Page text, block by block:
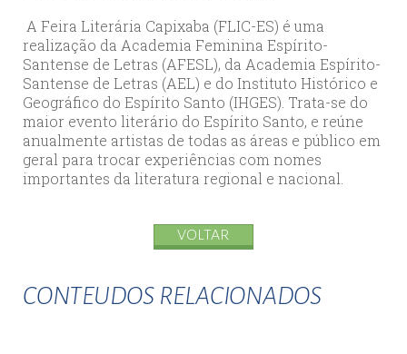
A Feira Literária Capixaba (FLIC-ES) é uma
realização da Academia Feminina Espírito-
Santense de Letras (AFESL), da Academia Espírito-
Santense de Letras (AEL) e do Instituto Histórico e
Geográfico do Espírito Santo (IHGES). Trata-se do
maior evento literário do Espírito Santo, e reúne
anualmente artistas de todas as áreas e público em
geral para trocar experiências com nomes
importantes da literatura regional e nacional.
VOLTAR
CONTEUDOS RELACIONADOS